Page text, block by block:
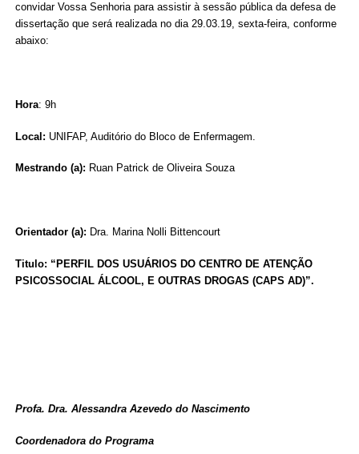
convidar Vossa Senhoria para assistir à sessão pública da defesa de
dissertação que será realizada no dia 29.03.19, sexta-feira, conforme
abaixo:
Hora: 9h
Local: UNIFAP, Auditório do Bloco de Enfermagem.
Mestrando (a): Ruan Patrick de Oliveira Souza
Orientador (a): Dra. Marina Nolli Bittencourt
Titulo: “PERFIL DOS USUÁRIOS DO CENTRO DE ATENÇÃO
PSICOSSOCIAL ÁLCOOL, E OUTRAS DROGAS (CAPS AD)”.
Profa. Dra. Alessandra Azevedo do Nascimento
Coordenadora do Programa